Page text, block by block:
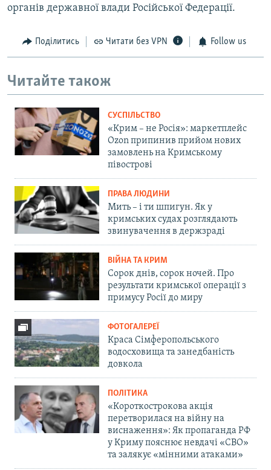
органів державної влади Російської Федерації.
Поділитись Читати без VPN Follow us
Читайте також
СУСПІЛЬСТВО
«Крим – не Росія»: маркетплейс
Ozon припинив прийом нових
замовлень на Кримському
півострові
ПРАВА ЛЮДИНИ
Мить – і ти шпигун. Як у
кримських судах розглядають
звинувачення в держзраді
ВІЙНА ТА КРИМ
Сорок днів, сорок ночей. Про
результати кримської операції з
примусу Росії до миру
ФОТОГАЛЕРЕЇ
Краса Сімферопольського
водосховища та занедбаність
довкола
ПОЛІТИКА
«Короткострокова акція
перетворилася на війну на
виснаження»: Як пропаганда РФ
у Криму пояснює невдачі «СВО»
та залякує «мінними атаками»